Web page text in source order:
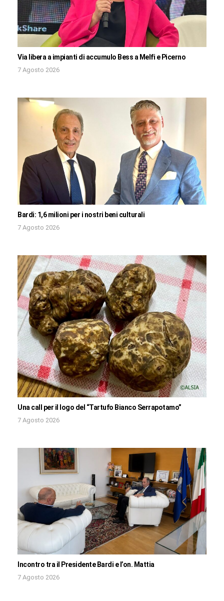
Via libera a impianti di accumulo Bess a Melfi e Picerno
7 Agosto 2026
Bardi: 1,6 milioni per i nostri beni culturali
7 Agosto 2026
Una call per il logo del “Tartufo Bianco Serrapotamo”
7 Agosto 2026
Incontro tra il Presidente Bardi e l’on. Mattia
7 Agosto 2026